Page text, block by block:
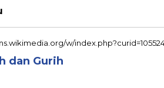
dan Gurih